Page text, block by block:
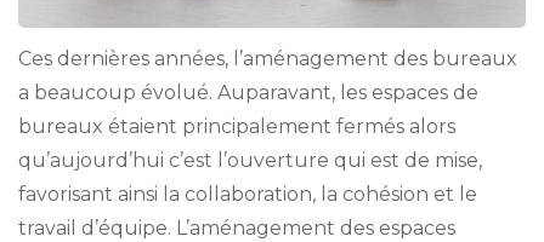
Ces dernières années, l’aménagement des bureaux
a beaucoup évolué. Auparavant, les espaces de
bureaux étaient principalement fermés alors
qu’aujourd’hui c’est l’ouverture qui est de mise,
favorisant ainsi la collaboration, la cohésion et le
travail d’équipe. L’aménagement des espaces